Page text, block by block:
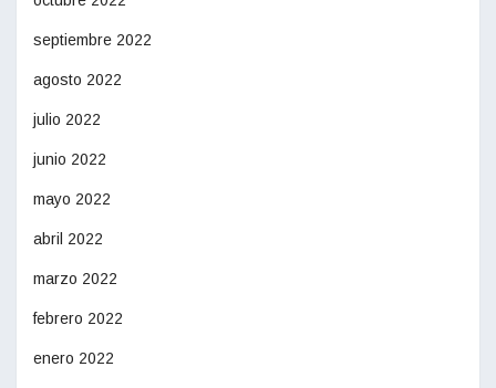
septiembre 2022
agosto 2022
julio 2022
junio 2022
mayo 2022
abril 2022
marzo 2022
febrero 2022
enero 2022